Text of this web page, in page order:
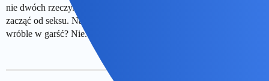
nie dwóch rzeczy. Na przykład czułość zostawić na później i
zacząć od seksu. Na pewno łatwiej. Możesz złapać na raz dwa
wróble w garść? Nie. To łap najpierw jednego